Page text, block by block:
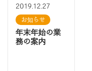
2019.12.27
お知らせ
年末年始の業
務の案内